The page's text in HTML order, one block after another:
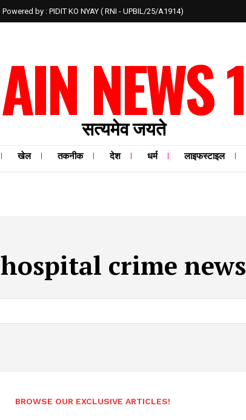
Powered by : PIDIT KO NYAY ( RNI - UPBIL/25/A1914)
AIN NEWS 1
सत्यमेव जयते
खेल तकनीक देश धर्म लाइफस्टाइल
hospital crime news
BROWSE OUR EXCLUSIVE ARTICLES!